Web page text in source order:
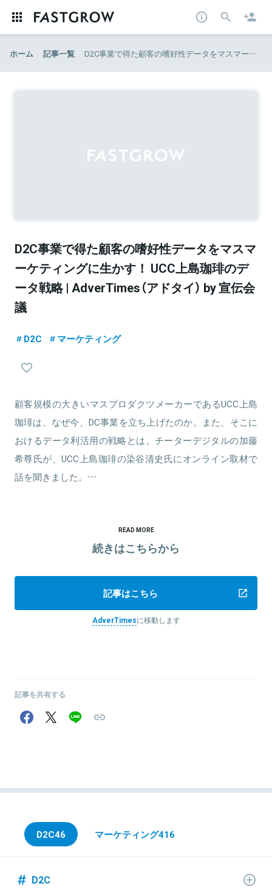
ホーム 記事一覧 D2C事業で得た顧客の嗜好性データをマスマーケティングに生かす！ UCC上島珈琲のデータ戦略 | AdverTimes（アドタイ） by 宣伝会議
D2C事業で得た顧客の嗜好性データをマスマ
ーケティングに生かす！ UCC上島珈琲のデ
ータ戦略 | AdverTimes（アドタイ） by 宣伝会
議
D2C マーケティング
顧客規模の大きいマスプロダクツメーカーであるUCC上島
珈琲は、なぜ今、DC事業を立ち上げたのか。また、そこに
おけるデータ利活用の戦略とは。チーターデジタルの加藤
希尊氏が、UCC上島珈琲の染谷清史氏にオンライン取材で
話を聞きました。…
READ MORE
続きはこちらから
記事はこちら
AdverTimesに移動します
記事を共有する
D2C46 マーケティング416
D2C